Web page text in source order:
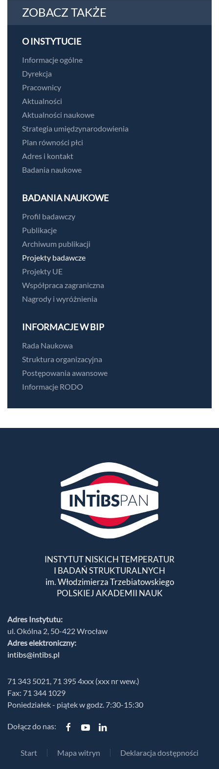
ZOBACZ TAKŻE
O INSTYTUCIE
Informacje ogólne
Dyrekcja
Pracownicy
Aktualności
Aktualności naukowe
Strategia umiędzynarodowienia
Plan równości płci
Adres i kontakt
Badania naukowe
BADANIA NAUKOWE
Profil badawczy
Publikacje
Archiwum publikacji
Projekty badawcze
Projekty UE
Współpraca zagraniczna
Nagrody i wyróżnienia
INFORMACJE W BIP
Rada Naukowa
Struktura organizacyjna
Postępowania awansowe
Informacje RODO
INSTYTUT NISKICH TEMPERATUR
I BADAŃ STRUKTURALNYCH
im. Włodzimierza Trzebiatowskiego
POLSKIEJ AKADEMII NAUK
Adres Instytutu:
ul. Okólna 2, 50-422 Wrocław
Adres elektroniczny:
intibs@intibs.pl
71 343 5021, 71 395 4xxx (xxx nr wew.)
Fax: 71 344 1029
Poniedziałek - piątek w godz. 7:30-15:30
Dołącz do nas:
Start Mapa witryn Deklaracja dostępności